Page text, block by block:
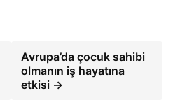
Avrupa’da çocuk sahibi
olmanın iş hayatına
etkisi →